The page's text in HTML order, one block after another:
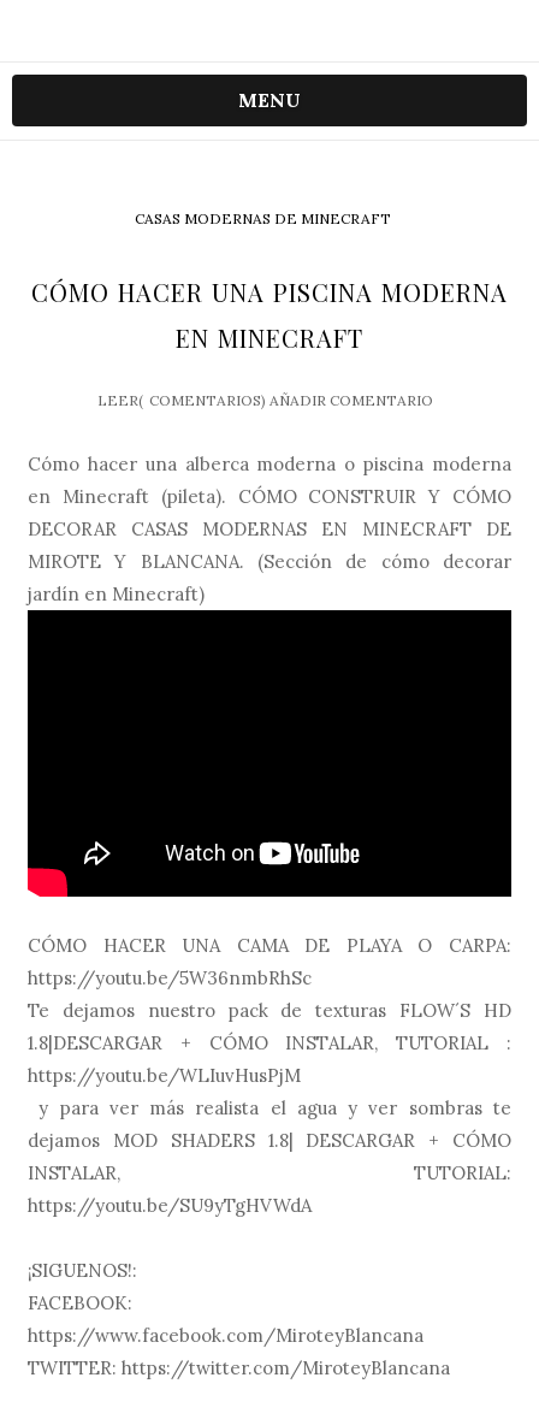
MENU
CASAS MODERNAS DE MINECRAFT
CÓMO HACER UNA PISCINA MODERNA
EN MINECRAFT
LEER( COMENTARIOS) AÑADIR COMENTARIO
Cómo hacer una alberca moderna o piscina moderna
en Minecraft (pileta). CÓMO CONSTRUIR Y CÓMO
DECORAR CASAS MODERNAS EN MINECRAFT DE
MIROTE Y BLANCANA. (Sección de cómo decorar
jardín en Minecraft)
CÓMO HACER UNA CAMA DE PLAYA O CARPA:
https://youtu.be/5W36nmbRhSc
Te dejamos nuestro pack de texturas FLOW´S HD
1.8|DESCARGAR + CÓMO INSTALAR, TUTORIAL :
https://youtu.be/WLIuvHusPjM
y para ver más realista el agua y ver sombras te
dejamos MOD SHADERS 1.8| DESCARGAR + CÓMO
INSTALAR, TUTORIAL:
https://youtu.be/SU9yTgHVWdA
¡SIGUENOS!:
FACEBOOK:
https://www.facebook.com/MiroteyBlancana
TWITTER: https://twitter.com/MiroteyBlancana